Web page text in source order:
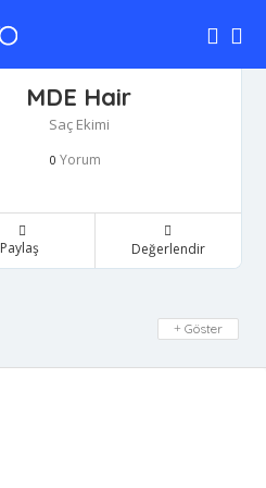
MDE Hair
Saç Ekimi
0 Yorum
Paylaş Değerlendir
Göster